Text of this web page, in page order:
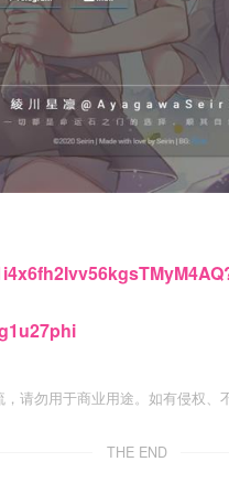
请勿用于商业用途。如有侵权
THE END